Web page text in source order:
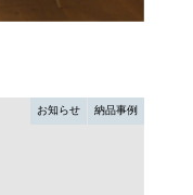
お知らせ 納品事例